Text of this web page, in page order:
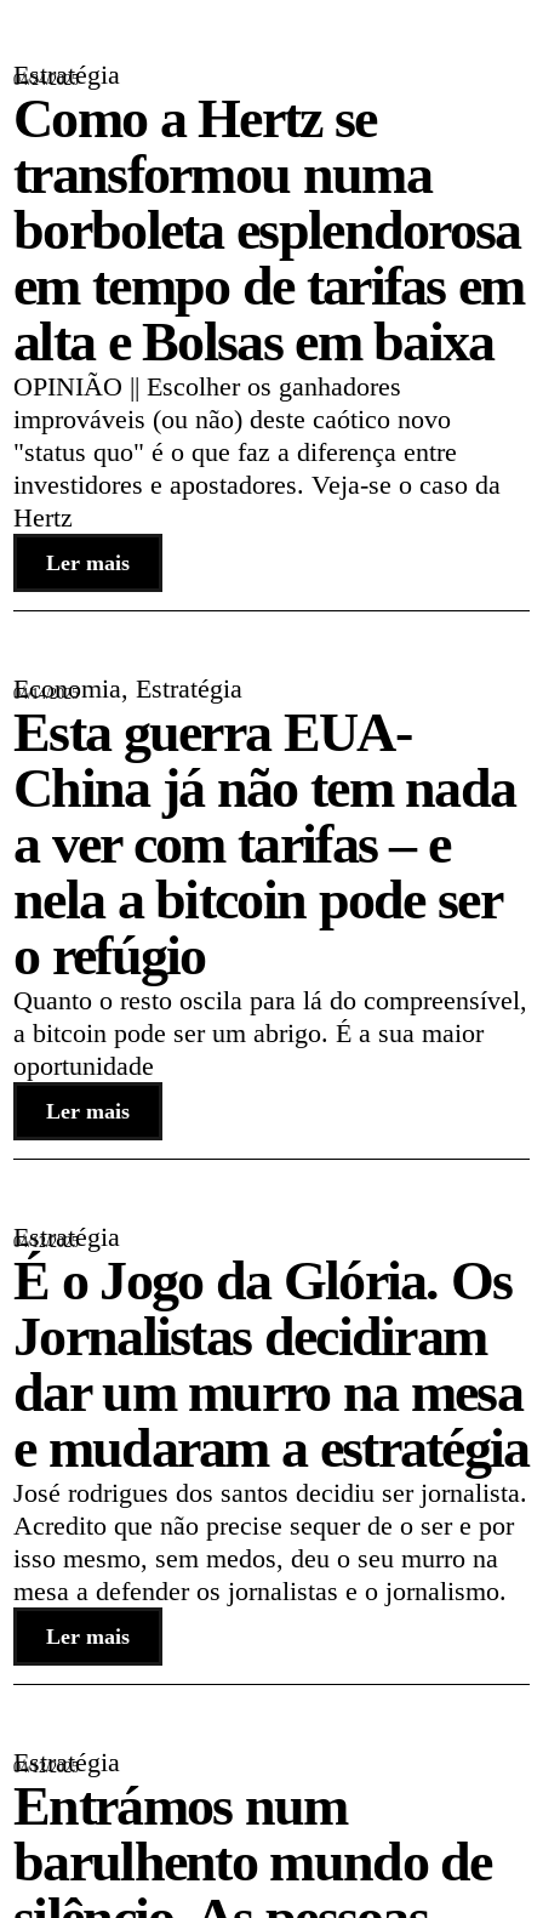
Estratégia
04/24/2025
Como a Hertz se
transformou numa
borboleta esplendorosa
em tempo de tarifas em
alta e Bolsas em baixa
OPINIÃO || Escolher os ganhadores
improváveis (ou não) deste caótico novo
"status quo" é o que faz a diferença entre
investidores e apostadores. Veja-se o caso da
Hertz
Ler mais
Economia, Estratégia
04/14/2025
Esta guerra EUA-
China já não tem nada
a ver com tarifas – e
nela a bitcoin pode ser
o refúgio
Quanto o resto oscila para lá do compreensível,
a bitcoin pode ser um abrigo. É a sua maior
oportunidade
Ler mais
Estratégia
04/12/2025
É o Jogo da Glória. Os
Jornalistas decidiram
dar um murro na mesa
e mudaram a estratégia
José rodrigues dos santos decidiu ser jornalista.
Acredito que não precise sequer de o ser e por
isso mesmo, sem medos, deu o seu murro na
mesa a defender os jornalistas e o jornalismo.
Ler mais
Estratégia
04/12/2025
Entrámos num
barulhento mundo de